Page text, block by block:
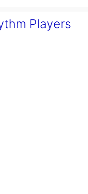
Players